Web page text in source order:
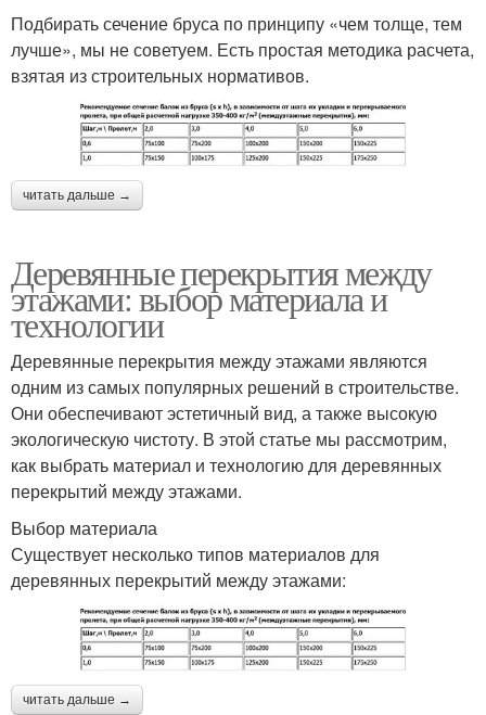
Подбирать сечение бруса по принципу «чем толще, тем
лучше», мы не советуем. Есть простая методика расчета,
взятая из строительных нормативов.
читать дальше →
Деревянные перекрытия между
этажами: выбор материала и
технологии
Деревянные перекрытия между этажами являются
одним из самых популярных решений в строительстве.
Они обеспечивают эстетичный вид, а также высокую
экологическую чистоту. В этой статье мы рассмотрим,
как выбрать материал и технологию для деревянных
перекрытий между этажами.
Выбор материала
Существует несколько типов материалов для
деревянных перекрытий между этажами:
читать дальше →